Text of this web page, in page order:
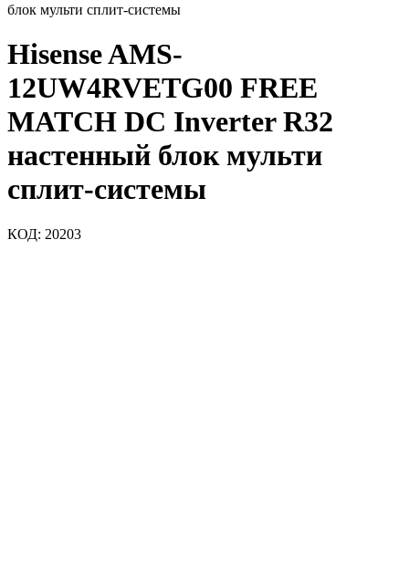
блок мульти сплит-системы
Hisense AMS-
12UW4RVETG00 FREE
MATCH DC Inverter R32
настенный блок мульти
сплит-системы
КОД: 20203